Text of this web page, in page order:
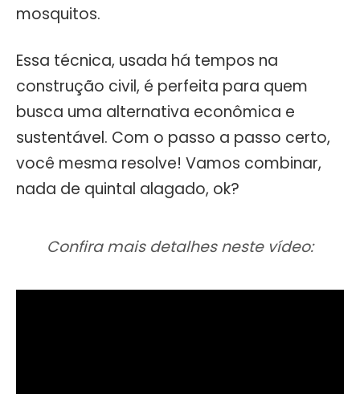
mosquitos.
Essa técnica, usada há tempos na
construção civil, é perfeita para quem
busca uma alternativa econômica e
sustentável. Com o passo a passo certo,
você mesma resolve! Vamos combinar,
nada de quintal alagado, ok?
Confira mais detalhes neste vídeo: